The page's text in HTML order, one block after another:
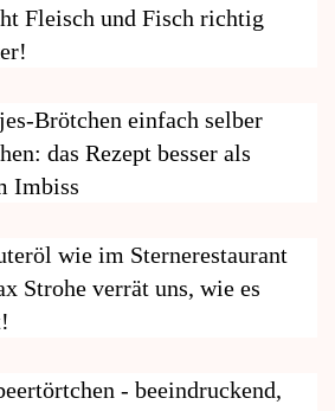
Fleisch und Fisch richtig
Brötchen einfach selber
das Rezept besser als
Imbiss
wie im Sternerestaurant
Strohe verrät uns, wie es
- beeindruckend,